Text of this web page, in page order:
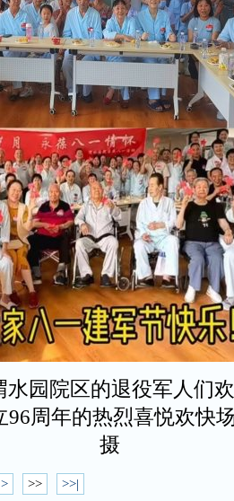
园院区的退役军人们
96周年的热烈喜悦欢快
摄
> >> >>|